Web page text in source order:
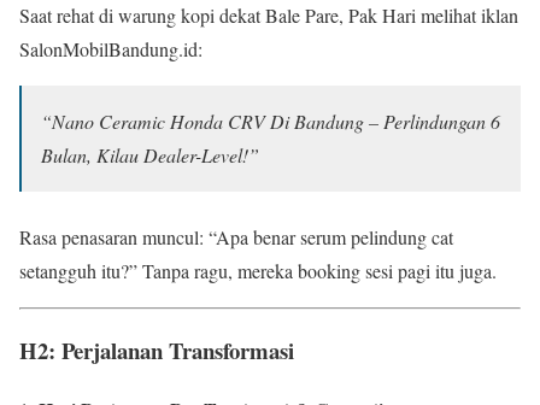
Saat rehat di warung kopi dekat Bale Pare, Pak Hari melihat iklan
SalonMobilBandung.id:
“Nano Ceramic Honda CRV Di Bandung – Perlindungan 6
Bulan, Kilau Dealer-Level!”
Rasa penasaran muncul: “Apa benar serum pelindung cat
setangguh itu?” Tanpa ragu, mereka booking sesi pagi itu juga.
H2: Perjalanan Transformasi